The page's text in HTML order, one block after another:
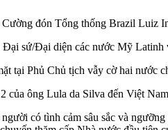
đón Tổng thống Brazil Luiz
Đại sứ/Đại diện các nước Mỹ Latinh
tại Phủ Chủ tịch vẫy cờ hai nước
của ông Lula da Silva đến Việt
có tình cảm sâu sắc và